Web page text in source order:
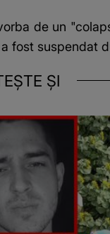
de un
fost suspendat
ȘI